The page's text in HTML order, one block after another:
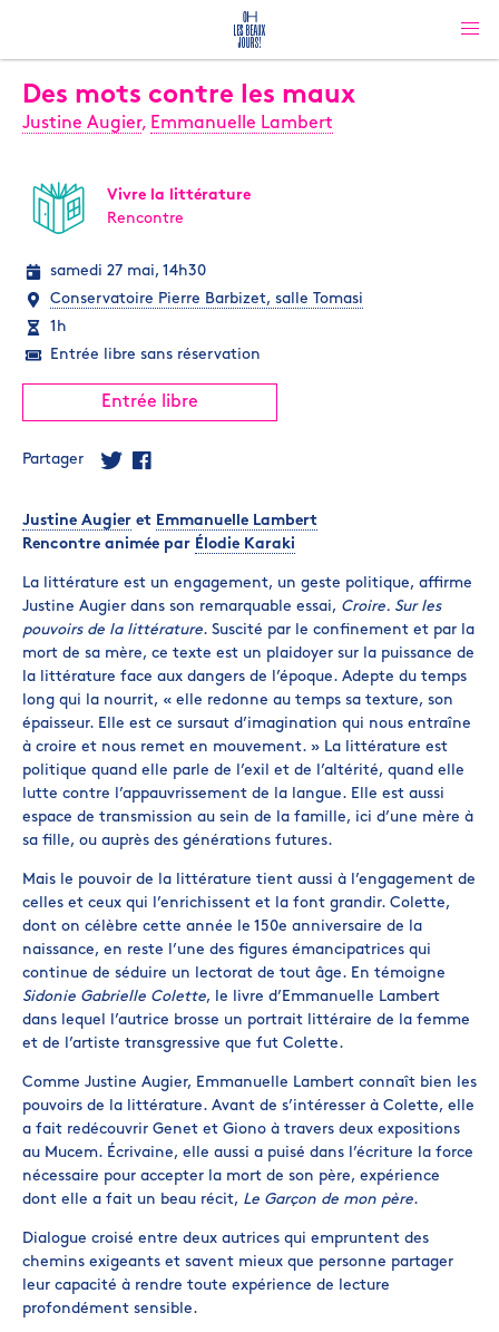
Des mots contre les maux
Justine Augier, Emmanuelle Lambert
Vivre la littérature
Rencontre
samedi 27 mai, 14h30
Conservatoire Pierre Barbizet, salle Tomasi
1h
Entrée libre sans réservation
Entrée libre
Partager
Justine Augier et Emmanuelle Lambert
Rencontre animée par Élodie Karaki
La littérature est un engagement, un geste politique, affirme
Justine Augier dans son remarquable essai, Croire. Sur les
pouvoirs de la littérature. Suscité par le confinement et par la
mort de sa mère, ce texte est un plaidoyer sur la puissance de
la littérature face aux dangers de l’époque. Adepte du temps
long qui la nourrit, « elle redonne au temps sa texture, son
épaisseur. Elle est ce sursaut d’imagination qui nous entraîne
à croire et nous remet en mouvement. » La littérature est
politique quand elle parle de l’exil et de l’altérité, quand elle
lutte contre l’appauvrissement de la langue. Elle est aussi
espace de transmission au sein de la famille, ici d’une mère à
sa fille, ou auprès des générations futures.
Mais le pouvoir de la littérature tient aussi à l’engagement de
celles et ceux qui l’enrichissent et la font grandir. Colette,
dont on célèbre cette année le 150e anniversaire de la
naissance, en reste l’une des figures émancipatrices qui
continue de séduire un lectorat de tout âge. En témoigne
Sidonie Gabrielle Colette, le livre d’Emmanuelle Lambert
dans lequel l’autrice brosse un portrait littéraire de la femme
et de l’artiste transgressive que fut Colette.
Comme Justine Augier, Emmanuelle Lambert connaît bien les
pouvoirs de la littérature. Avant de s’intéresser à Colette, elle
a fait redécouvrir Genet et Giono à travers deux expositions
au Mucem. Écrivaine, elle aussi a puisé dans l’écriture la force
nécessaire pour accepter la mort de son père, expérience
dont elle a fait un beau récit, Le Garçon de mon père.
Dialogue croisé entre deux autrices qui empruntent des
chemins exigeants et savent mieux que personne partager
leur capacité à rendre toute expérience de lecture
profondément sensible.